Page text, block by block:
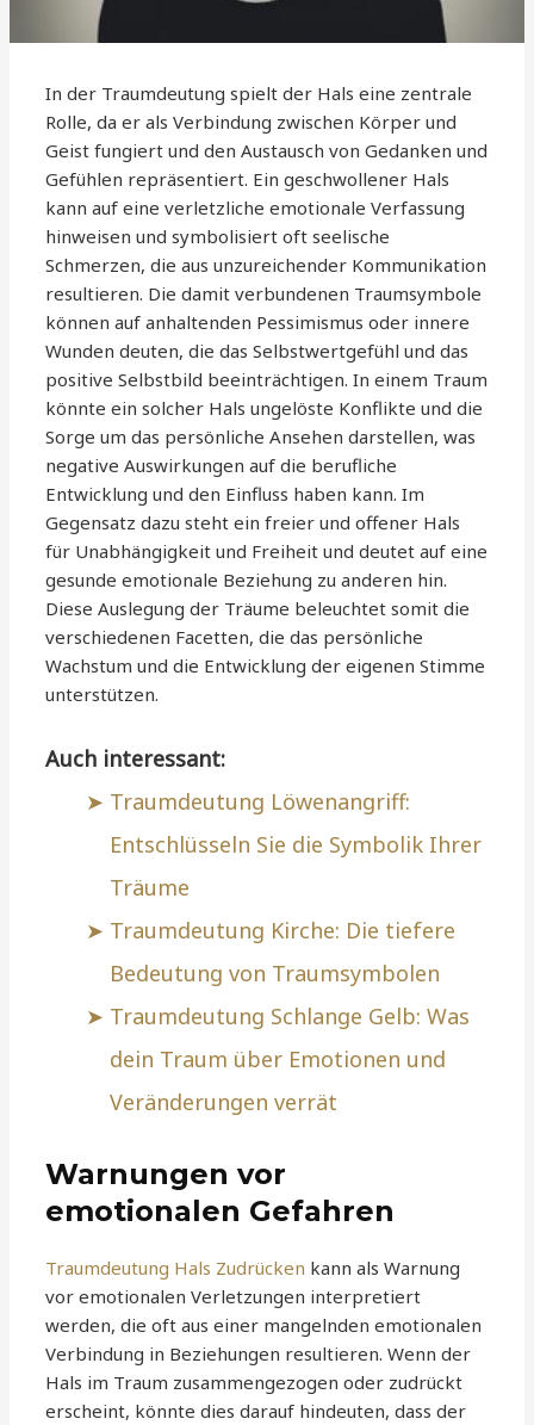
In der Traumdeutung spielt der Hals eine zentrale
Rolle, da er als Verbindung zwischen Körper und
Geist fungiert und den Austausch von Gedanken und
Gefühlen repräsentiert. Ein geschwollener Hals
kann auf eine verletzliche emotionale Verfassung
hinweisen und symbolisiert oft seelische
Schmerzen, die aus unzureichender Kommunikation
resultieren. Die damit verbundenen Traumsymbole
können auf anhaltenden Pessimismus oder innere
Wunden deuten, die das Selbstwertgefühl und das
positive Selbstbild beeinträchtigen. In einem Traum
könnte ein solcher Hals ungelöste Konflikte und die
Sorge um das persönliche Ansehen darstellen, was
negative Auswirkungen auf die berufliche
Entwicklung und den Einfluss haben kann. Im
Gegensatz dazu steht ein freier und offener Hals
für Unabhängigkeit und Freiheit und deutet auf eine
gesunde emotionale Beziehung zu anderen hin.
Diese Auslegung der Träume beleuchtet somit die
verschiedenen Facetten, die das persönliche
Wachstum und die Entwicklung der eigenen Stimme
unterstützen.
Auch interessant:
Traumdeutung Löwenangriff:
Entschlüsseln Sie die Symbolik Ihrer
Träume
Traumdeutung Kirche: Die tiefere
Bedeutung von Traumsymbolen
Traumdeutung Schlange Gelb: Was
dein Traum über Emotionen und
Veränderungen verrät
Warnungen vor
emotionalen Gefahren
Traumdeutung Hals Zudrücken kann als Warnung
vor emotionalen Verletzungen interpretiert
werden, die oft aus einer mangelnden emotionalen
Verbindung in Beziehungen resultieren. Wenn der
Hals im Traum zusammengezogen oder zudrückt
erscheint, könnte dies darauf hindeuten, dass der